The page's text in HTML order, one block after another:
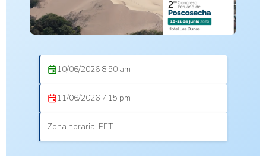
10/06/2026 8:50 am
11/06/2026 7:15 pm
Zona horaria: PET